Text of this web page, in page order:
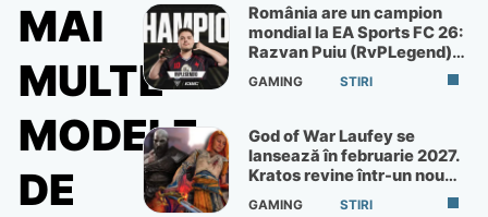
MAI
MULTE
MODELE
DE
România are un campion
mondial la EA Sports FC 26:
Razvan Puiu (RvPLegend)
câștigă turneul de la Paris
GAMING STIRI
God of War Laufey se
lansează în februarie 2027.
Kratos revine într-un nou
God of War
GAMING STIRI